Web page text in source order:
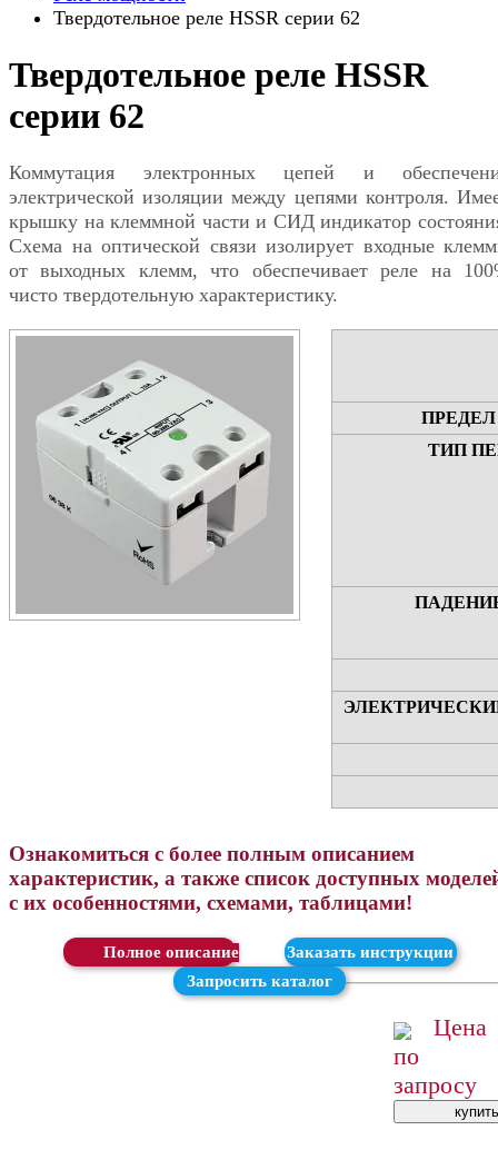
Твердотельное реле HSSR серии 62
Твердотельное реле HSSR
серии 62
Коммутация электронных цепей и
электрической изоляции между цепями контроля.
крышку на клеммной части и СИД индикатор
Схема на оптической связи изолирует входные
от выходных клемм, что обеспечивает реле на
чисто твердотельную характеристику.
ТИП
Ознакомиться с более полным описанием
характеристик, а также список доступных
с их особенностями, схемами, таблицами!
Скачать
Заказать инструкции
Запросить каталог
Цена
по
запросу